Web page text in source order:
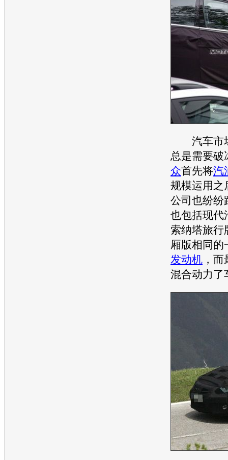
汽车市
总是需要破
众首先将汽
规模运用之
公司也纷纷
也包括现代
索纳塔旅行
厢版相同的
发动机 ，
混合动力了